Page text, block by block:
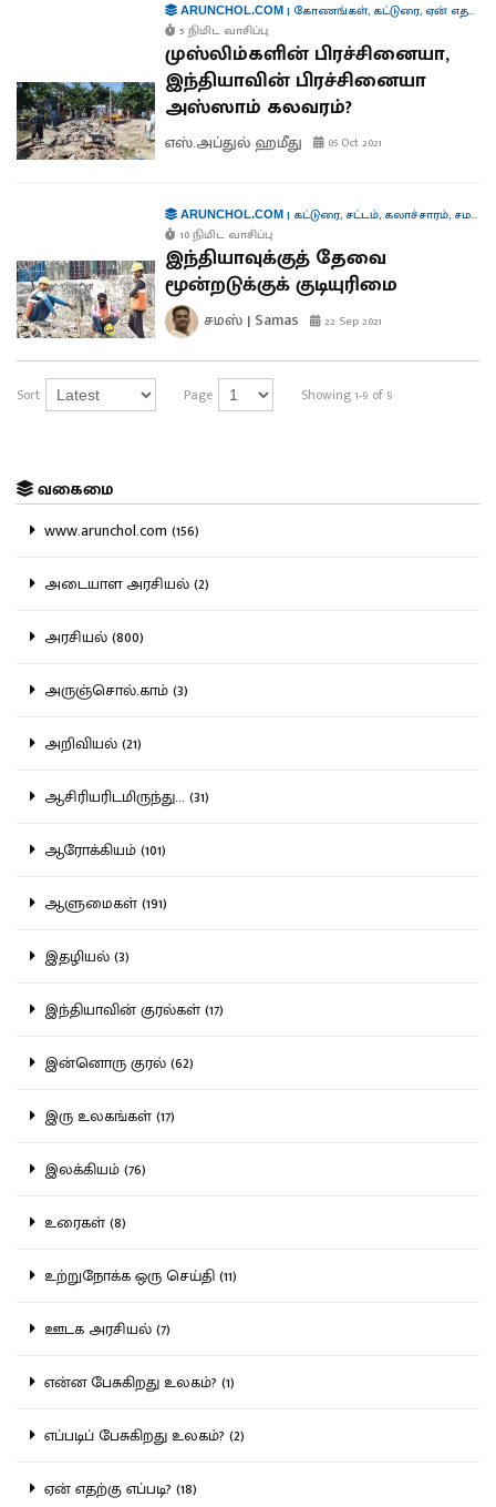
ARUNCHOL.COM| கோணங்கள், கட்டுரை, ஏன் எதற்கு எப்படி?
5 நிமிட வாசிப்பு
முஸ்லிம்களின் பிரச்சினையா,
இந்தியாவின் பிரச்சினையா
அஸ்ஸாம் கலவரம்?
எஸ்.அப்துல் ஹமீது 05 Oct 2021
ARUNCHOL.COM| கட்டுரை, சட்டம், கலாச்சாரம், சமஸ் கட்டுரை
10 நிமிட வாசிப்பு
இந்தியாவுக்குத் தேவை
மூன்றடுக்குக் குடியுரிமை
சமஸ் | Samas 22 Sep 2021
Sort Page Showing 1-9 of 9
வகைமை
www.arunchol.com (156)
அடையாள அரசியல் (2)
அரசியல் (800)
அருஞ்சொல்.காம் (3)
அறிவியல் (21)
ஆசிரியரிடமிருந்து... (31)
ஆரோக்கியம் (101)
ஆளுமைகள் (191)
இதழியல் (3)
இந்தியாவின் குரல்கள் (17)
இன்னொரு குரல் (62)
இரு உலகங்கள் (17)
இலக்கியம் (76)
உரைகள் (8)
உற்றுநோக்க ஒரு செய்தி (11)
ஊடக அரசியல் (7)
என்ன பேசுகிறது உலகம்? (1)
எப்படிப் பேசுகிறது உலகம்? (2)
ஏன் எதற்கு எப்படி? (18)